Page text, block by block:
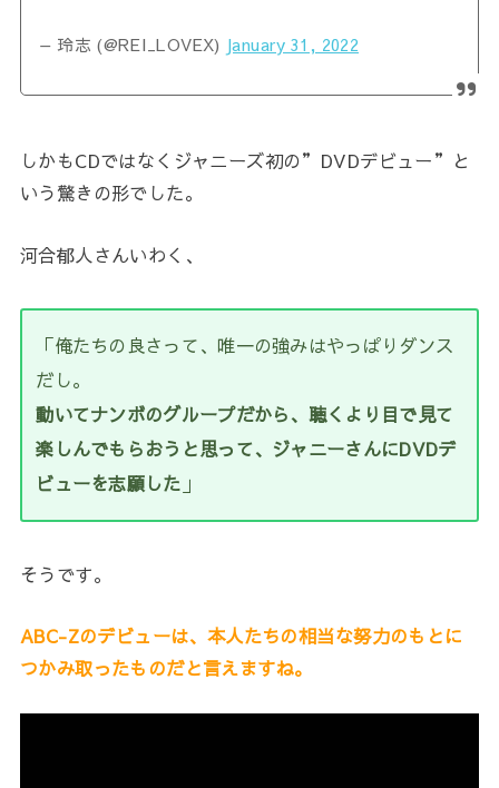
— 玲志 (@REI_LOVEX) January 31, 2022
しかもCDではなくジャニーズ初の”DVDデビュー”と
いう驚きの形でした。
河合郁人さんいわく、
「俺たちの良さって、唯一の強みはやっぱりダンス
だし。
動いてナンボのグループだから、聴くより目で見て
楽しんでもらおうと思って、ジャニーさんにDVDデ
ビューを志願した 」
そうです。
ABC-Zのデビューは、本人たちの相当な努力のもとに
つかみ取ったものだと言えますね。